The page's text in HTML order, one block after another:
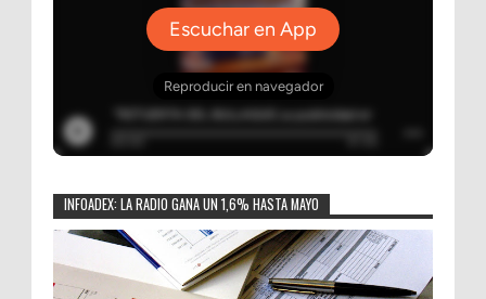
INFOADEX: LA RADIO GANA UN 1,6% HASTA MAYO